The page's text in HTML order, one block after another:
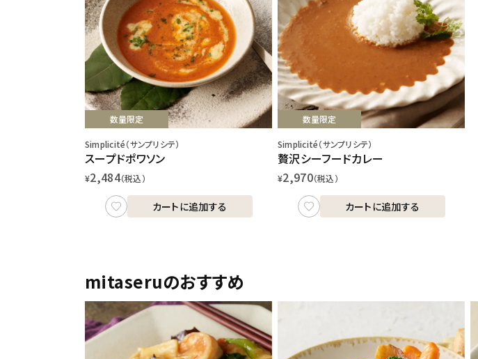
数量限定
Simplicité（サンプリシテ）
スープドポワソン
¥2,484（税込）
カートに追加する
数量限定
Simplicité（サンプリシテ）
贅沢シーフードカレー
¥2,970（税込）
カートに追加する
mitaseruのおすすめ